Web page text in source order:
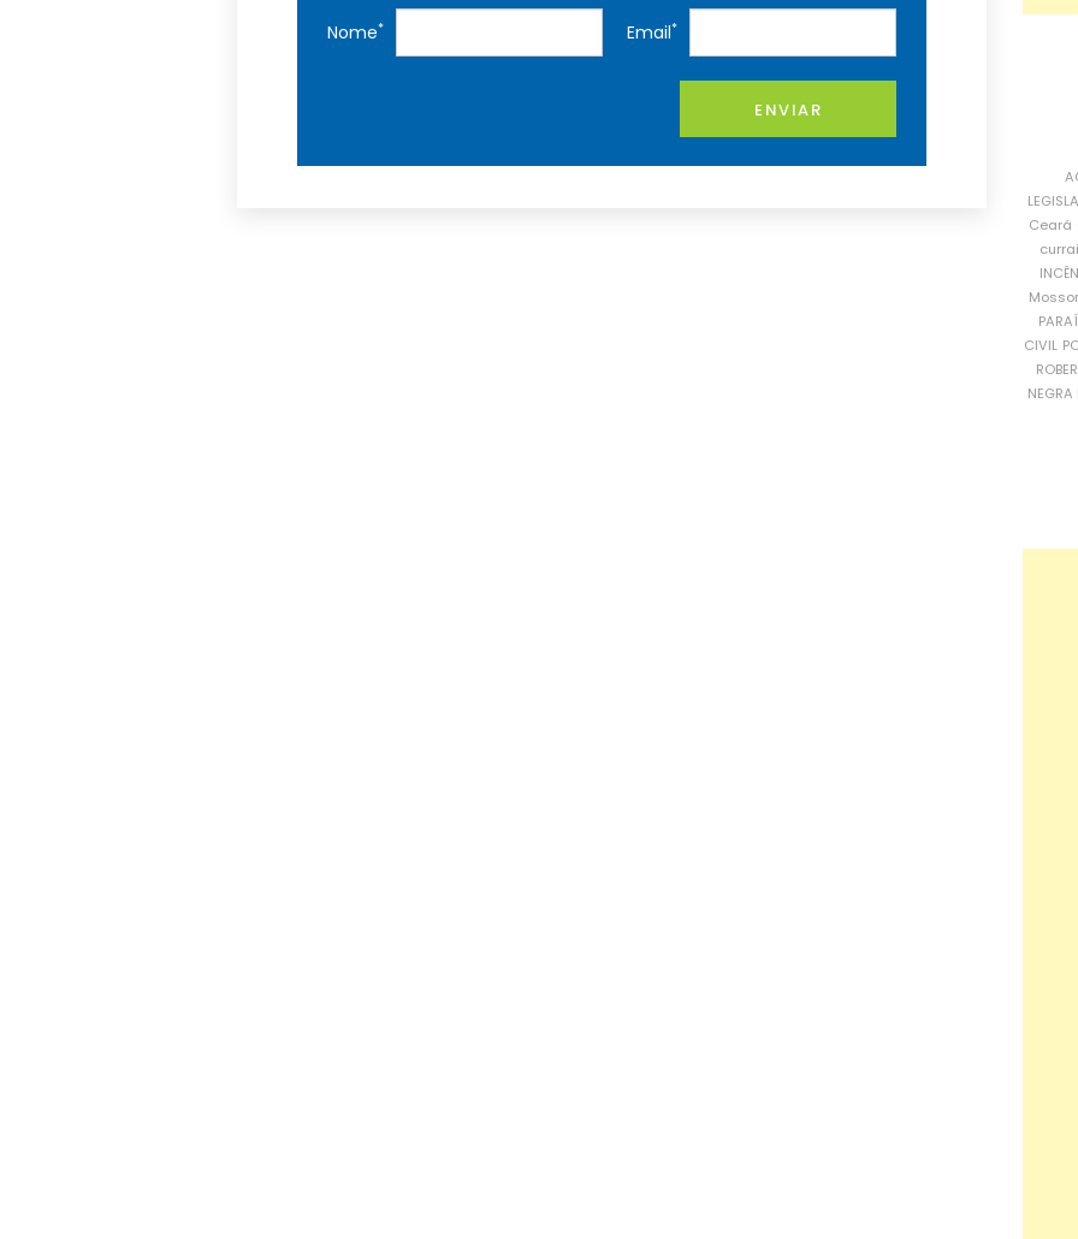
Nome* Email*
ENVIAR
Ceará
CIVIL
NEGRA